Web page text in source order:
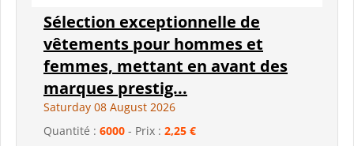
Sélection exceptionnelle de
vêtements pour hommes et
femmes, mettant en avant des
marques prestig...
Saturday 08 August 2026
Quantité : 6000 - Prix : 2,25 €